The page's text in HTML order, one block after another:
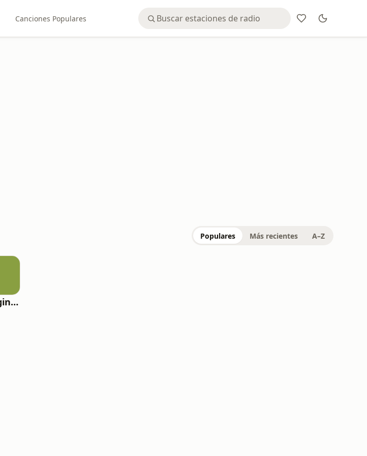
Canciones Populares
Populares Más recientes A–Z
Columnistas Página 13